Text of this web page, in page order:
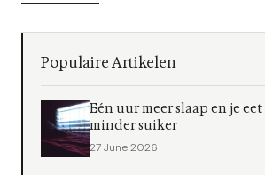
Populaire Artikelen
Eén uur meer slaap en je
minder suiker
27 June 2026